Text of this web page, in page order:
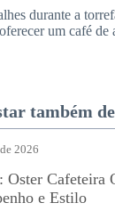
durante a
um café de
também
Oster Cafeteira
e Estilo
2026